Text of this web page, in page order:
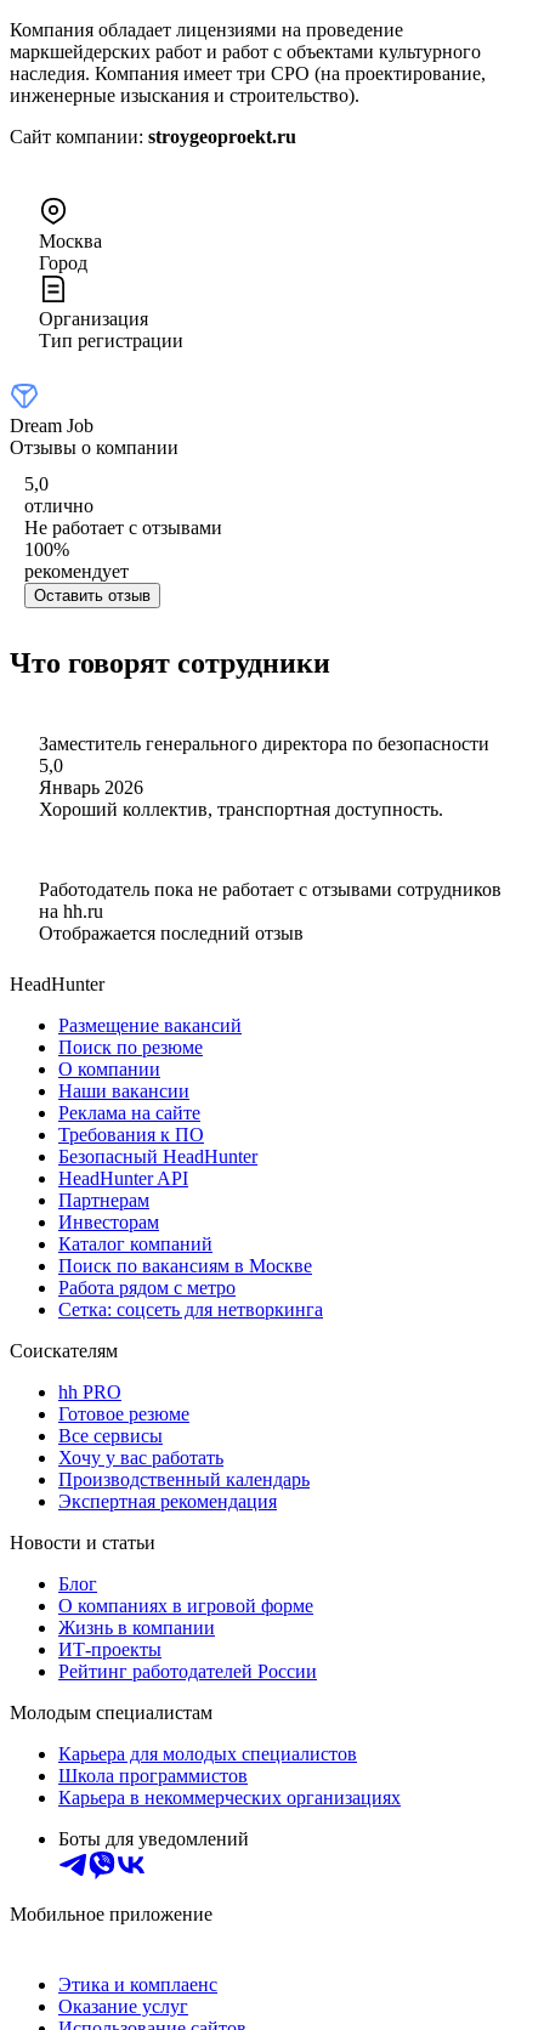
Компания обладает лицензиями на проведение
маркшейдерских работ и работ с объектами культурного
наследия. Компания имеет три СРО (на проектирование,
инженерные изыскания и строительство).
Сайт компании: stroygeoproekt.ru
Москва
Город
Организация
Тип регистрации
Dream Job
Отзывы о компании
5,0
отлично
Не работает с отзывами
100%
рекомендует
Оставить отзыв
Что говорят сотрудники
Заместитель генерального директора по безопасности
5,0
Январь 2026
Хороший коллектив, транспортная доступность.
Работодатель пока не работает с отзывами сотрудников
на hh.ru
Отображается последний отзыв
HeadHunter
Размещение вакансий
Поиск по резюме
О компании
Наши вакансии
Реклама на сайте
Требования к ПО
Безопасный HeadHunter
HeadHunter API
Партнерам
Инвесторам
Каталог компаний
Поиск по вакансиям в Москве
Работа рядом с метро
Сетка: соцсеть для нетворкинга
Соискателям
hh PRO
Готовое резюме
Все сервисы
Хочу у вас работать
Производственный календарь
Экспертная рекомендация
Новости и статьи
Блог
О компаниях в игровой форме
Жизнь в компании
ИТ-проекты
Рейтинг работодателей России
Молодым специалистам
Карьера для молодых специалистов
Школа программистов
Карьера в некоммерческих организациях
Боты для уведомлений
Мобильное приложение
Этика и комплаенс
Оказание услуг